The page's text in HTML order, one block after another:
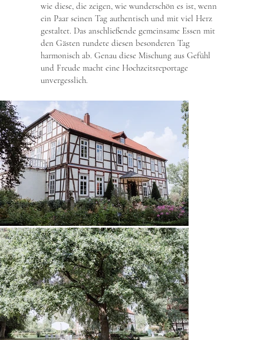
wie diese, die zeigen, wie wunderschön es ist, wenn
ein Paar seinen Tag authentisch und mit viel Herz
gestaltet. Das anschließende gemeinsame Essen mit
den Gästen rundete diesen besonderen Tag
harmonisch ab. Genau diese Mischung aus Gefühl
und Freude macht eine Hochzeitsreportage
unvergesslich.